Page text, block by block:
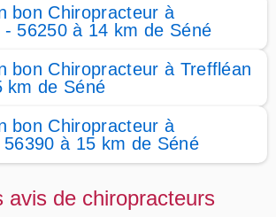
bon Chiropracteur à
- 56250 à 14 km de Séné
bon Chiropracteur à Treffléan
km de Séné
bon Chiropracteur à
à 15 km de Séné
avis de chiropracteurs